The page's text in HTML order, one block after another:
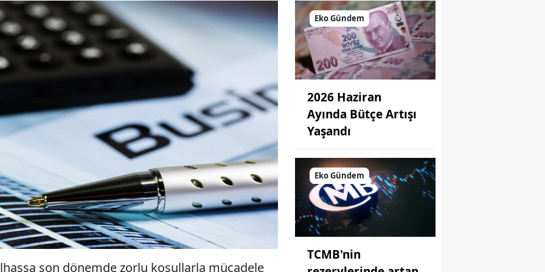
son dönemde zorlu koşullarla mücadele
Eko Gündem
2026 Haziran
Ayında Bütçe Artışı
Yaşandı
Eko Gündem
TCMB'nin